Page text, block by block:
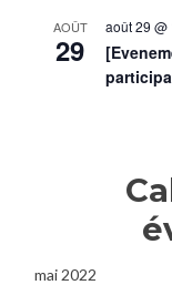
AOÛT
29
août 29 @
mai 2022